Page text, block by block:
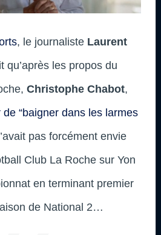
, le journaliste Laurent
qu’après les propos du
Christophe Chabot,
“baigner dans les larmes
pas forcément envie
Club La Roche sur Yon
en terminant premier
de National 2…